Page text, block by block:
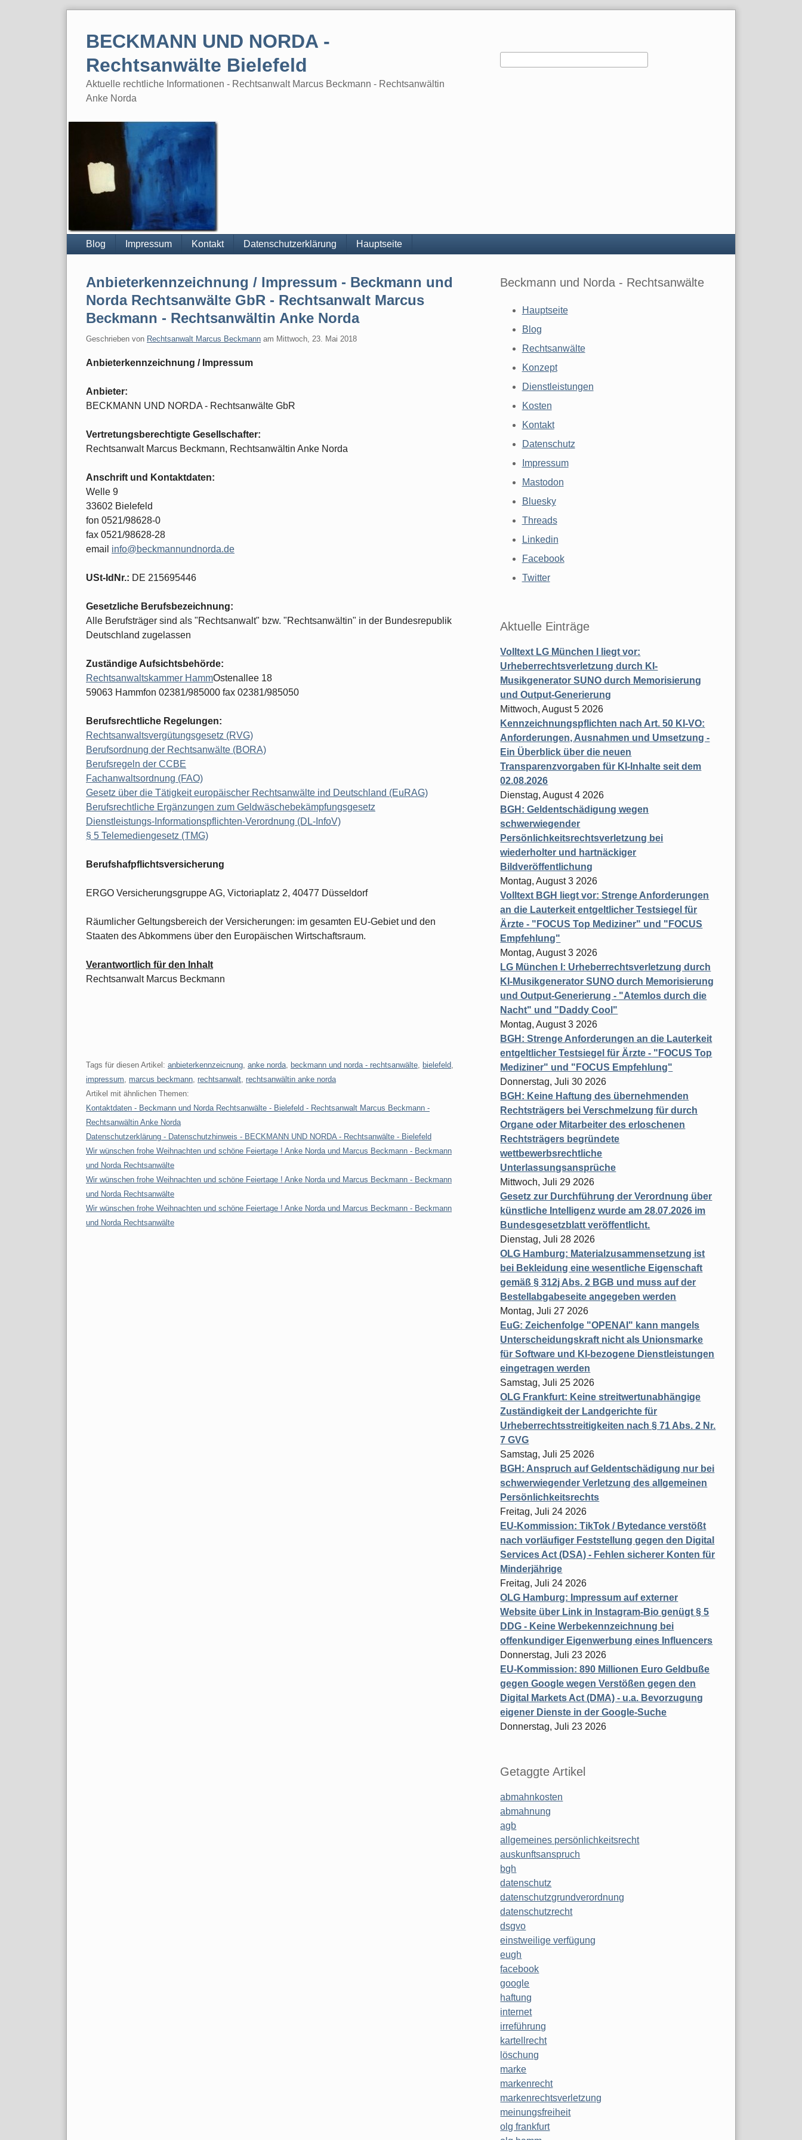
BECKMANN UND NORDA -
Rechtsanwälte Bielefeld
Aktuelle rechtliche Informationen - Rechtsanwalt Marcus Beckmann - Rechtsanwältin
Anke Norda
Blog Impressum Kontakt Datenschutzerklärung Hauptseite
Anbieterkennzeichnung / Impressum - Beckmann und
Norda Rechtsanwälte GbR - Rechtsanwalt Marcus
Beckmann - Rechtsanwältin Anke Norda
Geschrieben von Rechtsanwalt Marcus Beckmann am Mittwoch, 23. Mai 2018
Anbieterkennzeichnung / Impressum
Anbieter:
BECKMANN UND NORDA - Rechtsanwälte GbR
Vertretungsberechtigte Gesellschafter:
Rechtsanwalt Marcus Beckmann, Rechtsanwältin Anke Norda
Anschrift und Kontaktdaten:
Welle 9
33602 Bielefeld
fon 0521/98628-0
fax 0521/98628-28
email info@beckmannundnorda.de
USt-IdNr.: DE 215695446
Gesetzliche Berufsbezeichnung:
Alle Berufsträger sind als "Rechtsanwalt" bzw. "Rechtsanwältin" in der Bundesrepublik
Deutschland zugelassen
Zuständige Aufsichtsbehörde:
Rechtsanwaltskammer HammOstenallee 18
59063 Hammfon 02381/985000 fax 02381/985050
Berufsrechtliche Regelungen:
Rechtsanwaltsvergütungsgesetz (RVG)
Berufsordnung der Rechtsanwälte (BORA)
Berufsregeln der CCBE
Fachanwaltsordnung (FAO)
Gesetz über die Tätigkeit europäischer Rechtsanwälte ind Deutschland (EuRAG)
Berufsrechtliche Ergänzungen zum Geldwäschebekämpfungsgesetz
Dienstleistungs-Informationspflichten-Verordnung (DL-InfoV)
§ 5 Telemediengesetz (TMG)
Berufshafpflichtsversicherung
ERGO Versicherungsgruppe AG, Victoriaplatz 2, 40477 Düsseldorf
Räumlicher Geltungsbereich der Versicherungen: im gesamten EU-Gebiet und den
Staaten des Abkommens über den Europäischen Wirtschaftsraum.
Verantwortlich für den Inhalt
Rechtsanwalt Marcus Beckmann
Tags für diesen Artikel: anbieterkennzeicnung anke norda beckmann und norda - rechtsanwälte bielefeld
impressum
marcus beckmann rechtsanwalt rechtsanwältin anke norda
Artikel mit ähnlichen Themen:
Kontaktdaten - Beckmann und Norda Rechtsanwälte - Bielefeld - Rechtsanwalt Marcus Beckmann -
Rechtsanwältin Anke Norda
Datenschutzerklärung - Datenschutzhinweis - BECKMANN UND NORDA - Rechtsanwälte - Bielefeld
Wir wünschen frohe Weihnachten und schöne Feiertage ! Anke Norda und Marcus Beckmann - Beckmann
und Norda Rechtsanwälte
Wir wünschen frohe Weihnachten und schöne Feiertage ! Anke Norda und Marcus Beckmann - Beckmann
und Norda Rechtsanwälte
Wir wünschen frohe Weihnachten und schöne Feiertage ! Anke Norda und Marcus Beckmann - Beckmann
und Norda Rechtsanwälte
Beckmann und Norda - Rechtsanwälte
Hauptseite
Blog
Rechtsanwälte
Konzept
Dienstleistungen
Kosten
Kontakt
Datenschutz
Impressum
Mastodon
Bluesky
Threads
Linkedin
Facebook
Twitter
Aktuelle Einträge
Volltext LG München I liegt vor:
Urheberrechtsverletzung durch KI-
Musikgenerator SUNO durch Memorisierung
und Output-Generierung
Mittwoch, August 5 2026
Kennzeichnungspflichten nach Art. 50 KI-VO:
Anforderungen, Ausnahmen und Umsetzung -
Ein Überblick über die neuen
Transparenzvorgaben für KI-Inhalte seit dem
02.08.2026
Dienstag, August 4 2026
BGH: Geldentschädigung wegen
schwerwiegender
Persönlichkeitsrechtsverletzung bei
wiederholter und hartnäckiger
Bildveröffentlichung
Montag, August 3 2026
Volltext BGH liegt vor: Strenge Anforderungen
an die Lauterkeit entgeltlicher Testsiegel für
Ärzte - "FOCUS Top Mediziner" und "FOCUS
Empfehlung"
Montag, August 3 2026
LG München I: Urheberrechtsverletzung durch
KI-Musikgenerator SUNO durch Memorisierung
und Output-Generierung - "Atemlos durch die
Nacht" und "Daddy Cool"
Montag, August 3 2026
BGH: Strenge Anforderungen an die Lauterkeit
entgeltlicher Testsiegel für Ärzte - "FOCUS Top
Mediziner" und "FOCUS Empfehlung"
Donnerstag, Juli 30 2026
BGH: Keine Haftung des übernehmenden
Rechtsträgers bei Verschmelzung für durch
Organe oder Mitarbeiter des erloschenen
Rechtsträgers begründete
wettbewerbsrechtliche
Unterlassungsansprüche
Mittwoch, Juli 29 2026
Gesetz zur Durchführung der Verordnung über
künstliche Intelligenz wurde am 28.07.2026 im
Bundesgesetzblatt veröffentlicht.
Dienstag, Juli 28 2026
OLG Hamburg: Materialzusammensetzung ist
bei Bekleidung eine wesentliche Eigenschaft
gemäß § 312j Abs. 2 BGB und muss auf der
Bestellabgabeseite angegeben werden
Montag, Juli 27 2026
EuG: Zeichenfolge "OPENAI" kann mangels
Unterscheidungskraft nicht als Unionsmarke
für Software und KI-bezogene Dienstleistungen
eingetragen werden
Samstag, Juli 25 2026
OLG Frankfurt: Keine streitwertunabhängige
Zuständigkeit der Landgerichte für
Urheberrechtsstreitigkeiten nach § 71 Abs. 2 Nr.
7 GVG
Samstag, Juli 25 2026
BGH: Anspruch auf Geldentschädigung nur bei
schwerwiegender Verletzung des allgemeinen
Persönlichkeitsrechts
Freitag, Juli 24 2026
EU-Kommission: TikTok / Bytedance verstößt
nach vorläufiger Feststellung gegen den Digital
Services Act (DSA) - Fehlen sicherer Konten für
Minderjährige
Freitag, Juli 24 2026
OLG Hamburg: Impressum auf externer
Website über Link in Instagram-Bio genügt § 5
DDG - Keine Werbekennzeichnung bei
offenkundiger Eigenwerbung eines Influencers
Donnerstag, Juli 23 2026
EU-Kommission: 890 Millionen Euro Geldbuße
gegen Google wegen Verstößen gegen den
Digital Markets Act (DMA) - u.a. Bevorzugung
eigener Dienste in der Google-Suche
Donnerstag, Juli 23 2026
Getaggte Artikel
abmahnkosten
abmahnung
agb
allgemeines persönlichkeitsrecht
auskunftsanspruch
bgh
datenschutz
datenschutzgrundverordnung
datenschutzrecht
dsgvo
einstweilige verfügung
eugh
facebook
google
haftung
internet
irreführung
kartellrecht
löschung
marke
markenrecht
markenrechtsverletzung
meinungsfreiheit
olg frankfurt